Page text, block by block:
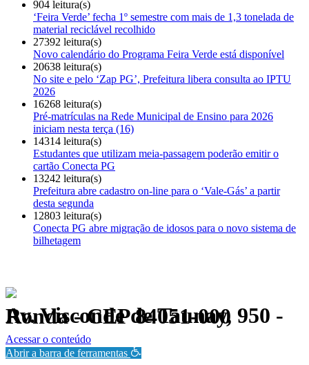
904 leitura(s)
‘Feira Verde’ fecha 1º semestre com mais de 1,3 tonelada de
material reciclável recolhido
27392 leitura(s)
Novo calendário do Programa Feira Verde está disponível
20638 leitura(s)
No site e pelo ‘Zap PG’, Prefeitura libera consulta ao IPTU
2026
16268 leitura(s)
Pré-matrículas na Rede Municipal de Ensino para 2026
iniciam nesta terça (16)
14314 leitura(s)
Estudantes que utilizam meia-passagem poderão emitir o
cartão Conecta PG
13242 leitura(s)
Prefeitura abre cadastro on-line para o ‘Vale-Gás’ a partir
desta segunda
12803 leitura(s)
Conecta PG abre migração de idosos para o novo sistema de
bilhetagem
Av. Visconde de Taunay, 950 - Ronda - CEP 84051-000
Política de Privacidade.
Acessar o conteúdo
Abrir a barra de ferramentas